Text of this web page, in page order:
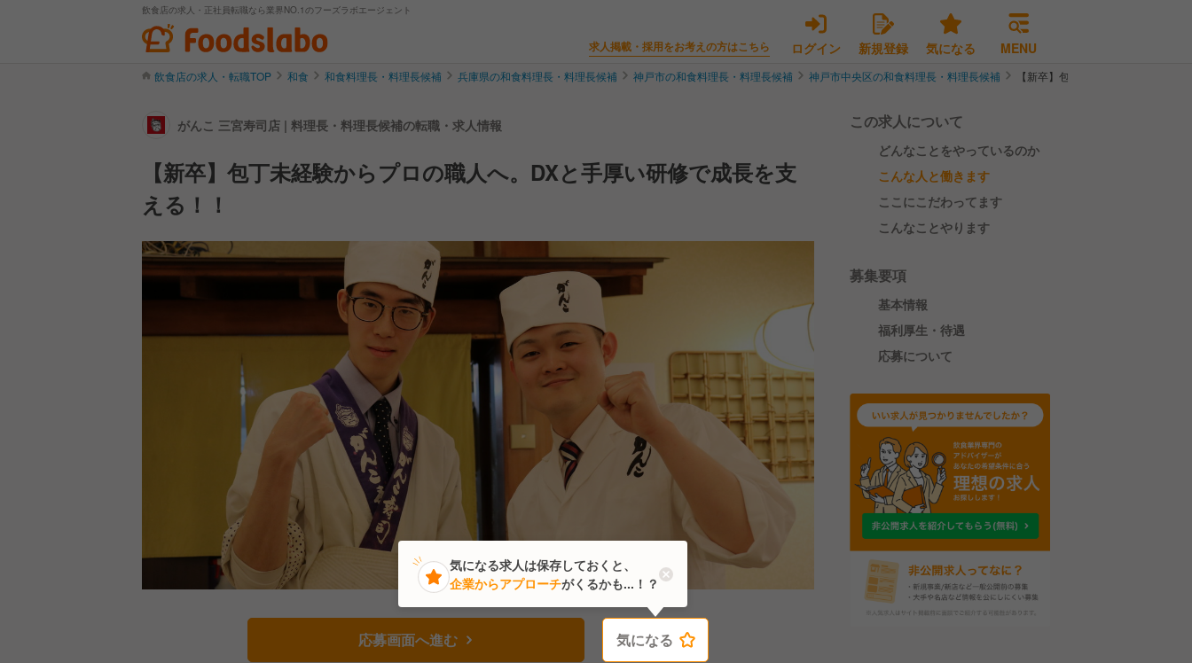
飲食店の求人・正社員転職なら業界NO.1のフーズラボエージェント
求人掲載・採用をお考えの方はこちら ログイン 新規登録 気になる MENU
飲食店の求人・転職TOP 和食 和食料理長・料理長候補 兵庫県の和食料理長・料理長候補 神戸市の和食料理長・料理長候補 神戸市中央区の和食料理長・料理長候補 【新卒】包丁未経験からプロの職
がんこ 三宮寿司店 | 料理長・料理長候補の転職・求人情報
【新卒】包丁未経験からプロの職人へ。DXと手厚い研修で成長を支
える！！
応募画面へ進む 気になる
この求人について
どんなことをやっているのか
こんな人と働きます
ここにこだわってます
こんなことやります
募集要項
基本情報
福利厚生・待遇
応募について
気になる
気になる求人は保存しておくと、
企業からアプローチがくるかも...！？